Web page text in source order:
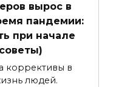
вырос в
пандемии:
при начале
коррективы в
людей.